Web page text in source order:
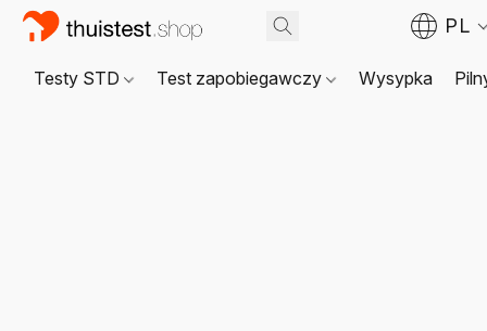
PL
Testy STD Test zapobiegawczy Wysypka